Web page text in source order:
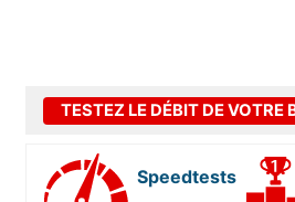
TESTEZ LE DÉBIT DE VOTRE
Speedtests